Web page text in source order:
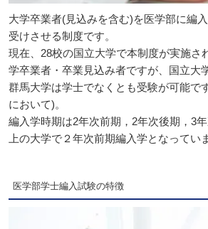
大学卒業者(見込みを含む)を医学部に編
受けさせる制度です。
現在、28校の国立大学で本制度が実施さ
学卒業者・卒業見込み者ですが、国立大
群馬大学は学士でなくとも受験が可能で
において)。
編入学時期は2年次前期，2年次後期，3
上の大学で２年次前期編入学となってい
医学部学士編入試験の特徴